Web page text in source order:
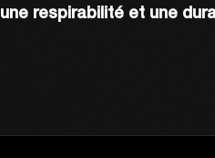
une respirabilité et une